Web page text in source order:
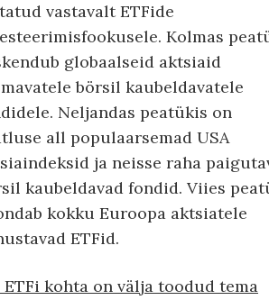
vastavalt ETFide
Kolmas
globaalseid aktsiaid
börsil kaubeldavatele
Neljandas peatükis on
all populaarsemad USA
ja neisse raha
kaubeldavad fondid. Viies
kokku Euroopa aktsiatele
ETFid.
ETFi kohta on välja toodud tema